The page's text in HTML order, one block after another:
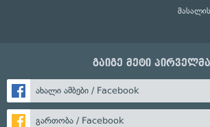
გაიგე მეტი
ახალი ამბები / Facebook
გართობა / Facebook